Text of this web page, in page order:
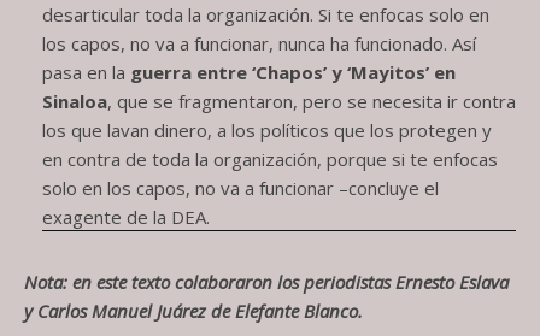
desarticular toda la organización. Si te enfocas solo en
los capos, no va a funcionar, nunca ha funcionado. Así
pasa en la guerra entre ‘Chapos’ y ‘Mayitos’ en
Sinaloa, que se fragmentaron, pero se necesita ir contra
los que lavan dinero, a los políticos que los protegen y
en contra de toda la organización, porque si te enfocas
solo en los capos, no va a funcionar –concluye el
exagente de la DEA.
Nota: en este texto colaboraron los periodistas Ernesto Eslava
y Carlos Manuel Juárez de Elefante Blanco.